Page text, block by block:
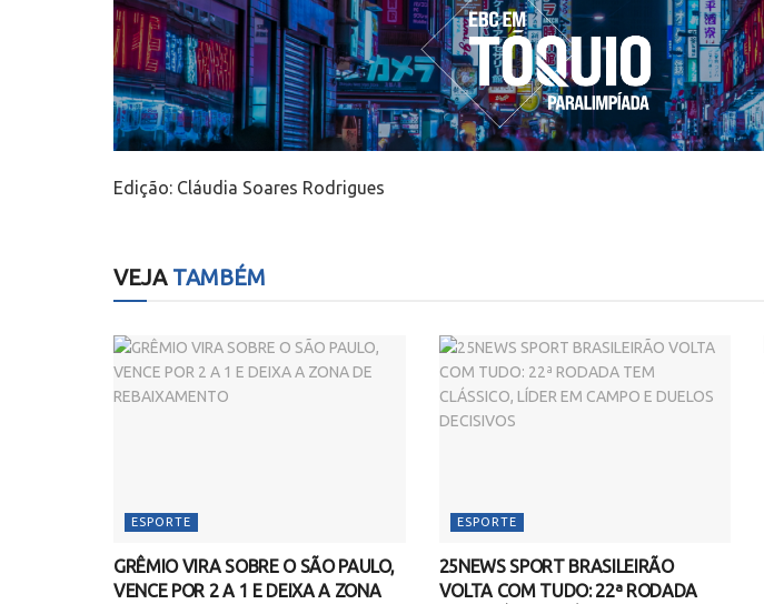
Edição: Cláudia Soares Rodrigues
VEJATAMBÉM
ESPORTE
GRÊMIO VIRA SOBRE O SÃO PAULO,
VENCE POR 2 A 1 E DEIXA A ZONA
ESPORTE
25NEWS SPORT BRASILEIRÃO
VOLTA COM TUDO: 22ª RODADA